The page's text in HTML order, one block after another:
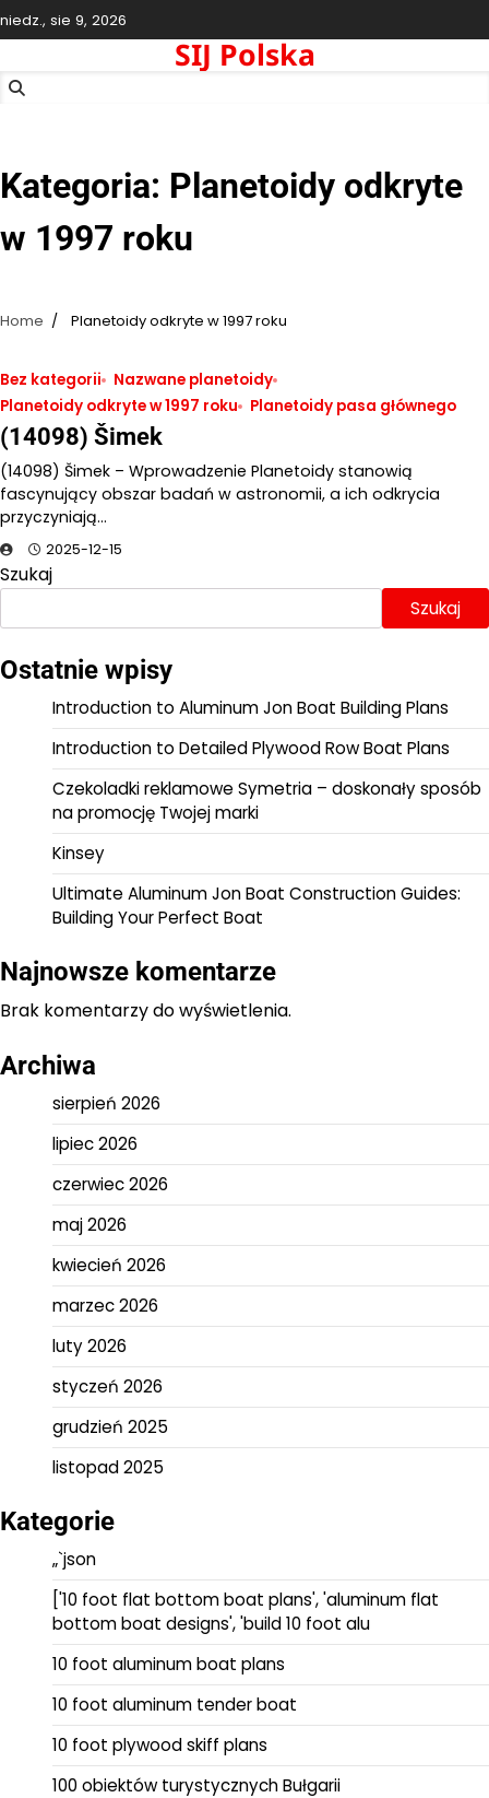
Skip
to
niedz., sie 9, 2026
SIJ Polska
Kategoria: Planetoidy odkryte
w 1997 roku
Home Planetoidy odkryte w 1997 roku
Bez kategorii
Nazwane planetoidy
Planetoidy odkryte w 1997 roku
Planetoidy pasa głównego
(14098) Šimek
(14098) Šimek – Wprowadzenie Planetoidy stanowią
fascynujący obszar badań w astronomii, a ich odkrycia
przyczyniają…
2025-12-15
Szukaj
Szukaj
Ostatnie wpisy
Introduction to Aluminum Jon Boat Building Plans
Introduction to Detailed Plywood Row Boat Plans
Czekoladki reklamowe Symetria – doskonały sposób
na promocję Twojej marki
Kinsey
Ultimate Aluminum Jon Boat Construction Guides:
Building Your Perfect Boat
Najnowsze komentarze
Brak komentarzy do wyświetlenia.
Archiwa
sierpień 2026
lipiec 2026
czerwiec 2026
maj 2026
kwiecień 2026
marzec 2026
luty 2026
styczeń 2026
grudzień 2025
listopad 2025
Kategorie
„`json
['10 foot flat bottom boat plans', 'aluminum flat
bottom boat designs', 'build 10 foot alu
10 foot aluminum boat plans
10 foot aluminum tender boat
10 foot plywood skiff plans
100 obiektów turystycznych Bułgarii